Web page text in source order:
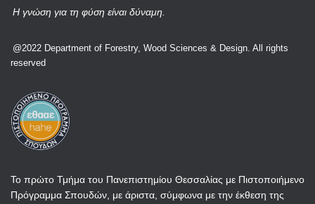
Η γνώση για τη φύση είναι δύναμη.
@2022 Department of Forestry, Wood Sciences & Design. All rights
reserved
Το πρώτο Τμήμα του Πανεπιστημίου Θεσσαλίας με Πιστοποιήμενο
Πρόγραμμα Σπουδών, με άριστα, σύμφωνα με την έκθεση της